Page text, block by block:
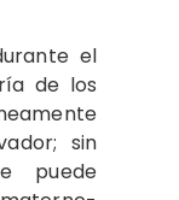
el
de los
sin
puede